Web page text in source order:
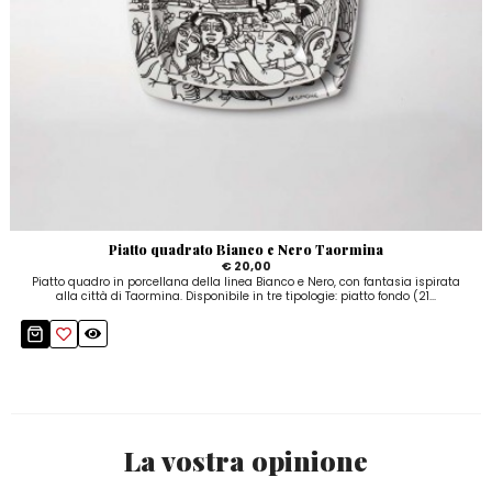
Piatto quadrato Bianco e Nero Taormina
€ 20,00
Piatto quadro in porcellana della linea Bianco e Nero, con fantasia ispirata
alla città di Taormina. Disponibile in tre tipologie: piatto fondo (21...
La vostra opinione